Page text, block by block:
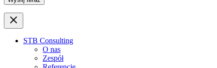
STB Consulting
O nas
Zespół